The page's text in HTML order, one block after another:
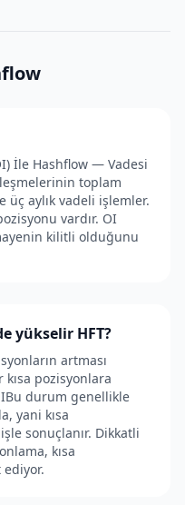
İle Hashflow — Vadesi
toplam
aylık vadeli işlemler.
vardır. OI
kilitli olduğunu
yükselir HFT?
artması
kısa pozisyonlara
durum genellikle
yani kısa
sonuçlanır. Dikkatli
kısa